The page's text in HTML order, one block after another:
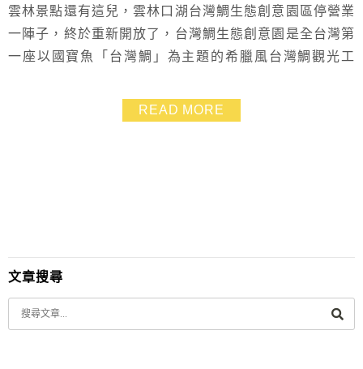
雲林景點還有這兒，雲林口湖台灣鯛生態創意園區停營業
一陣子，終於重新開放了，台灣鯛生態創意園是全台灣第
一座以國寶魚「台灣鯛」為主題的希臘風台灣鯛觀光工
台灣鯛生態創意園算是雲林口湖這帶可以吹冷氣還不錯的
親子景點，可跟萡子寮喔熊藝術村一起順遊～
READ MORE
文章搜尋